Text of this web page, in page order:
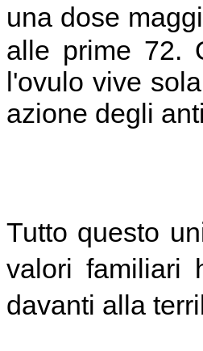
una dose
alle prime 72.
l'ovulo vive
azione degli
Tutto questo
valori familiari
davanti alla